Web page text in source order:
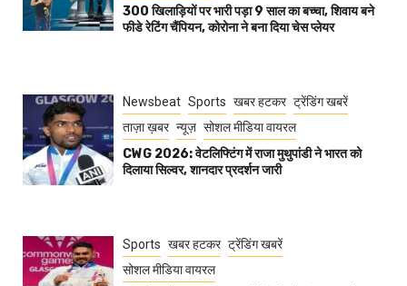
300 खिलाड़ियों पर भारी पड़ा 9 साल का बच्चा, शिवाय बने
फीडे रेटिंग चैंपियन, कोरोना ने बना दिया चेस प्लेयर
Newsbeat Sports खबर हटकर ट्रेंडिंग खबरें
ताज़ा ख़बर न्यूज़ सोशल मीडिया वायरल
CWG 2026: वेटलिफ्टिंग में राजा मुथुपांडी ने भारत को
दिलाया सिल्वर, शानदार प्रदर्शन जारी
Sports खबर हटकर ट्रेंडिंग खबरें
सोशल मीडिया वायरल